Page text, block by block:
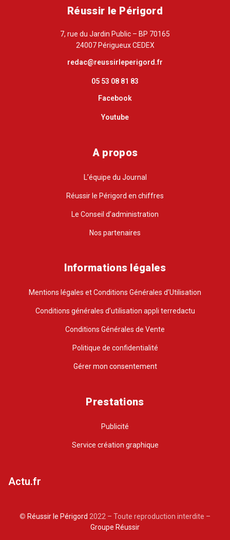
Réussir le Périgord
7, rue du Jardin Public – BP 70165
24007 Périgueux CEDEX
redac@reussirleperigord.fr
05 53 08 81 83
Facebook
Youtube
A propos
L’équipe du Journal
Réussir le Périgord en chiffres
Le Conseil d’administration
Nos partenaires
Informations légales
Mentions légales et Conditions Générales d’Utilisation
Conditions générales d’utilisation appli terredactu
Conditions Générales de Vente
Politique de confidentialité
Gérer mon consentement
Prestations
Publicité
Service création graphique
Actu.fr
© Réussir le Périgord 2022 – Toute reproduction interdite –
Groupe Réussir